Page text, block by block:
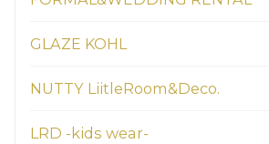
GLAZE KOHL
NUTTY LiitleRoom&Deco.
LRD -kids wear-